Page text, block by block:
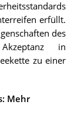
erfüllt.
des
in
zu einer
Mehr